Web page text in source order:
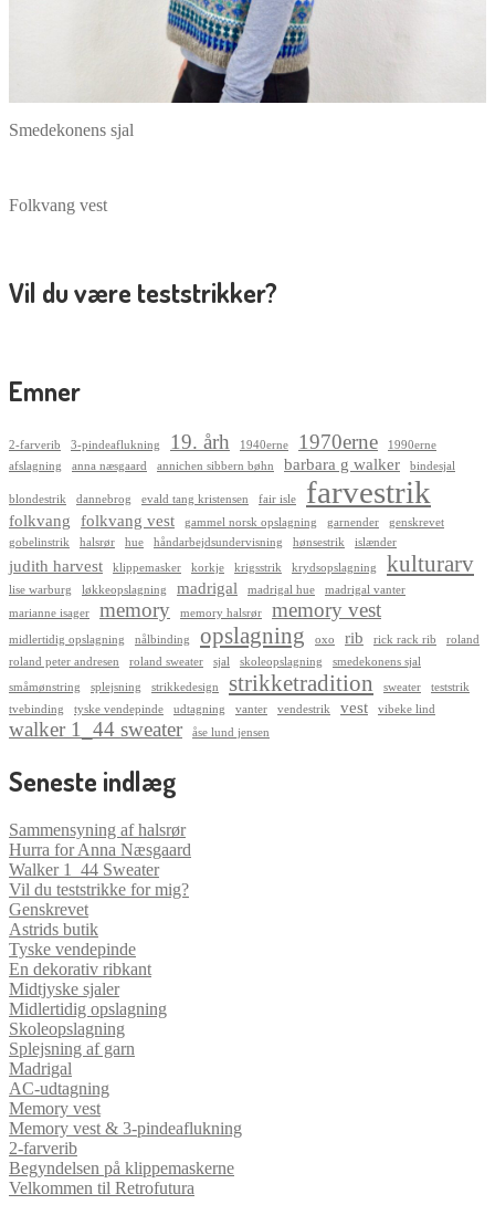
Smedekonens sjal
Folkvang vest
Vil du være teststrikker?
Emner
2-farverib 3-pindeaflukning 19. årh 1940erne 1970erne
1990erne
afslagning
anna næsgaard annichen sibbern bøhn barbara g walker bindesjal
blondestrik dannebrog evald tang kristensen fair isle farvestrik
folkvang folkvang vest gammel norsk opslagning garnender
genskrevet
gobelinstrik
halsrør hue håndarbejdsundervisning hønsestrik islænder
judith harvest klippemasker korkje krigsstrik krydsopslagning kulturarv
lise warburg løkkeopslagning madrigal madrigal hue
madrigal vanter
marianne isager
memory memory halsrør memory vest
midlertidig opslagning nålbinding opslagning oxo rib rick rack rib
roland
roland peter andresen
roland sweater sjal skoleopslagning smedekonens sjal
småmønstring splejsning strikkedesign strikketradition sweater
teststrik
tvebinding
tyske vendepinde udtagning vanter vendestrik vest vibeke lind
walker 1_44 sweater åse lund jensen
Seneste indlæg
Sammensyning af halsrør
Hurra for Anna Næsgaard
Walker 1_44 Sweater
Vil du teststrikke for mig?
Genskrevet
Astrids butik
Tyske vendepinde
En dekorativ ribkant
Midtjyske sjaler
Midlertidig opslagning
Skoleopslagning
Splejsning af garn
Madrigal
AC-udtagning
Memory vest
Memory vest & 3-pindeaflukning
2-farverib
Begyndelsen på klippemaskerne
Velkommen til Retrofutura